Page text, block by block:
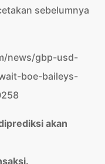
sebelumnya
news/gbp-usd-
boe-baileys-
akan